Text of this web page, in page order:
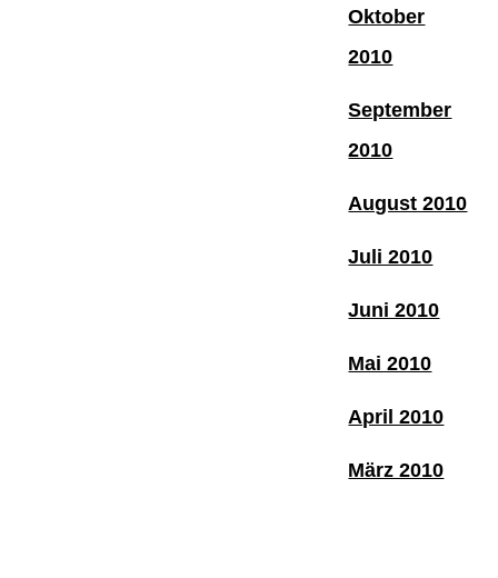
Oktober
2010
September
2010
August 2010
Juli 2010
Juni 2010
Mai 2010
April 2010
März 2010